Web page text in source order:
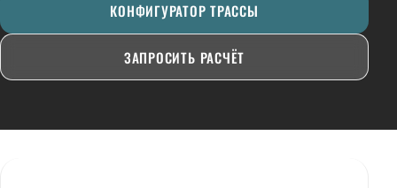
КОНФИГУРАТОР ТРАССЫ
ЗАПРОСИТЬ РАСЧЁТ